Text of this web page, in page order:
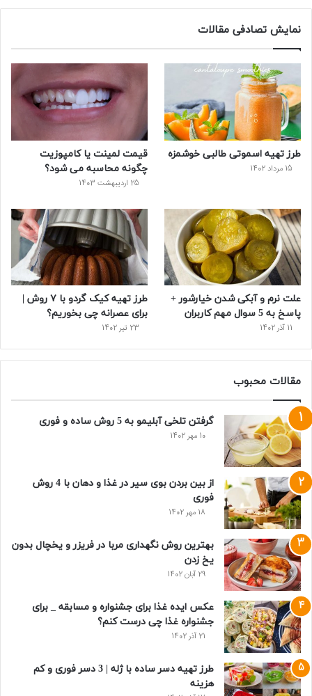
س
ب
و
ک
ی
ر
ت
س
ت
ی
و
ب
پ
ر
س
نمایش تصادفی مقالات
طرز تهیه اسموتی طالبی خوشمزه
15 مرداد 1402
قیمت لمینت یا کامپوزیت
چگونه محاسبه می شود؟
25 اردیبهشت 1403
علت نرم و آبکی شدن خیارشور +
پاسخ به 5 سوال مهم کاربران
11 آذر 1402
طرز تهیه کیک گردو با ۷ روش |
برای عصرانه چی بخوریم؟
23 تیر 1402
مقالات محبوب
گرفتن تلخی آبلیمو به 5 روش ساده و فوری
10 مهر 1402
از بین بردن بوی سیر در غذا و دهان با 4 روش
فوری
18 مهر 1402
بهترین روش نگهداری مربا در فریزر و یخچال بدون
یخ زدن
29 آبان 1402
عکس ایده غذا برای جشنواره و مسابقه _ برای
جشنواره غذا چی درست کنم؟
21 آذر 1402
طرز تهیه دسر ساده با ژله | 3 دسر فوری و کم
هزینه